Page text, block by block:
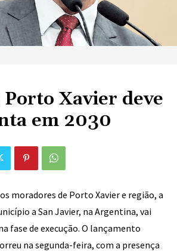
Porto Xavier deve
em 2030
moradores de Porto Xavier e região, a
a San Javier, na Argentina, vai
fase de execução. O lançamento
na segunda-feira, com a presença